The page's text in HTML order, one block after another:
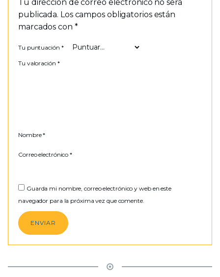
Tu dirección de correo electrónico no será
publicada. Los campos obligatorios están
marcados con *
Tu puntuación *
Tu valoración *
Nombre*
Correo electrónico*
Guarda mi nombre, correo electrónico y web en este
navegador para la próxima vez que comente.